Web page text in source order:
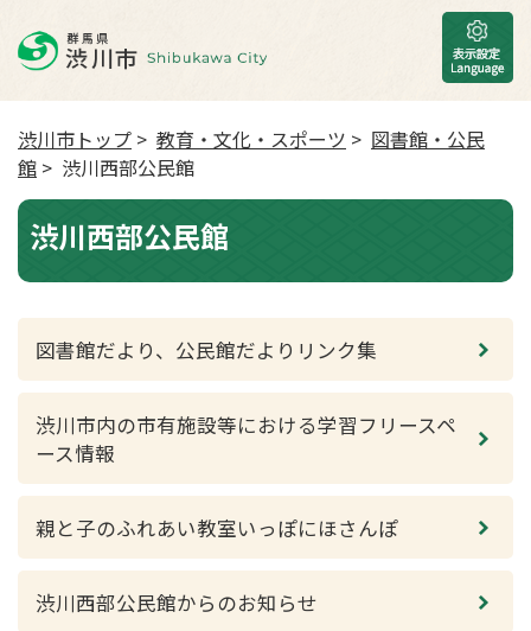
渋川市トップ > 教育・文化・スポーツ > 図書館・公民
館 > 渋川西部公民館
渋川西部公民館
図書館だより、公民館だよりリンク集
渋川市内の市有施設等における学習フリースペ
ース情報
親と子のふれあい教室いっぽにほさんぽ
渋川西部公民館からのお知らせ